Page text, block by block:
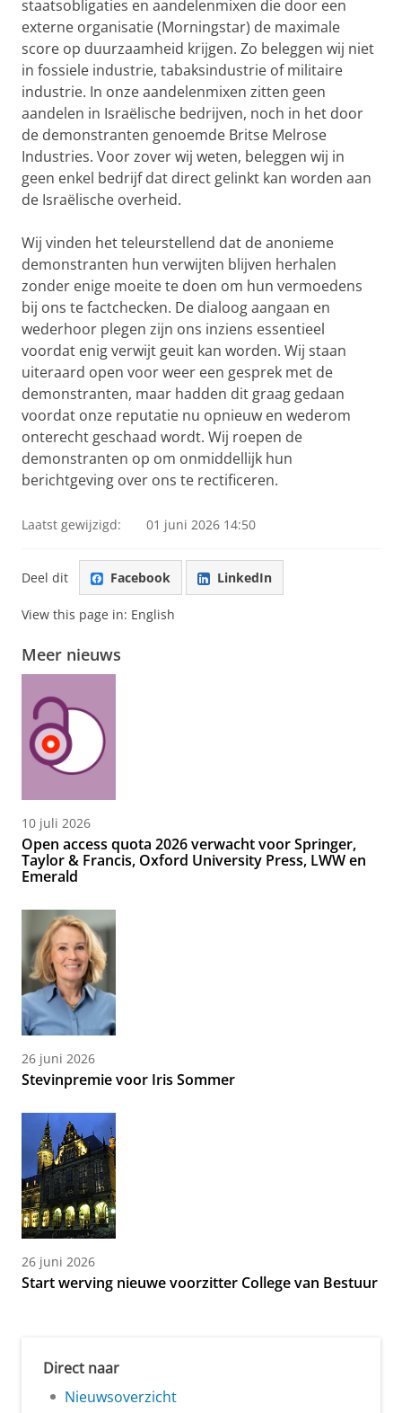
staatsobligaties en aandelenmixen die door een
externe organisatie (Morningstar) de maximale
score op duurzaamheid krijgen. Zo beleggen wij niet
in fossiele industrie, tabaksindustrie of militaire
industrie. In onze aandelenmixen zitten geen
aandelen in Israëlische bedrijven, noch in het door
de demonstranten genoemde Britse Melrose
Industries. Voor zover wij weten, beleggen wij in
geen enkel bedrijf dat direct gelinkt kan worden aan
de Israëlische overheid.
Wij vinden het teleurstellend dat de anonieme
demonstranten hun verwijten blijven herhalen
zonder enige moeite te doen om hun vermoedens
bij ons te factchecken. De dialoog aangaan en
wederhoor plegen zijn ons inziens essentieel
voordat enig verwijt geuit kan worden. Wij staan
uiteraard open voor weer een gesprek met de
demonstranten, maar hadden dit graag gedaan
voordat onze reputatie nu opnieuw en wederom
onterecht geschaad wordt. Wij roepen de
demonstranten op om onmiddellijk hun
berichtgeving over ons te rectificeren.
Laatst gewijzigd: 01 juni 2026 14:50
Deel dit Facebook LinkedIn
View this page in: English
Meer nieuws
10 juli 2026
Open access quota 2026 verwacht voor Springer,
Taylor & Francis, Oxford University Press, LWW en
Emerald
26 juni 2026
Stevinpremie voor Iris Sommer
26 juni 2026
Start werving nieuwe voorzitter College van Bestuur
Direct naar
Nieuwsoverzicht